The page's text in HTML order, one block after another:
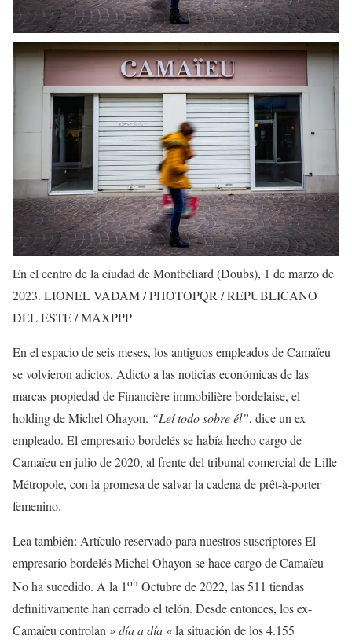
En el centro de la ciudad de Montbéliard (Doubs), 1 de marzo de
2023. LIONEL VADAM / PHOTOPQR / REPUBLICANO
DEL ESTE / MAXPPP
En el espacio de seis meses, los antiguos empleados de Camaïeu
se volvieron adictos. Adicto a las noticias económicas de las
marcas propiedad de Financière immobilière bordelaise, el
holding de Michel Ohayon. “Leí todo sobre él”, dice un ex
empleado. El empresario bordelés se había hecho cargo de
Camaïeu en julio de 2020, al frente del tribunal comercial de Lille
Métropole, con la promesa de salvar la cadena de prêt-à-porter
femenino.
Lea también: Artículo reservado para nuestros suscriptoresEl
empresario bordelés Michel Ohayon se hace cargo de Camaïeu
No ha sucedido. A la 1oh Octubre de 2022, las 511 tiendas
definitivamente han cerrado el telón. Desde entonces, los ex-
Camaïeu controlan » día a día «la situación de los 4.155